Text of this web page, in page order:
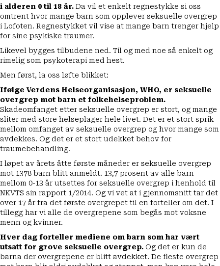
i alderen 0 til 18 år. Da vil et enkelt regnestykke si oss
omtrent hvor mange barn som opplever seksuelle overgrep
i Lofoten. Regnestykket vil vise at mange barn trenger hjelp
for sine psykiske traumer.
Likevel bygges tilbudene ned. Til og med noe så enkelt og
rimelig som psykoterapi med hest.
Men først, la oss løfte blikket:
Ifølge Verdens Helseorganisasjon, WHO, er seksuelle
overgrep mot barn et folkehelseproblem.
Skadeomfanget etter seksuelle overgrep er stort, og mange
sliter med store helseplager hele livet. Det er et stort sprik
mellom omfanget av seksuelle overgrep og hvor mange som
avdekkes. Og det er et stort udekket behov for
traumebehandling.
I løpet av årets åtte første måneder er seksuelle overgrep
mot 1378 barn blitt anmeldt. 13,7 prosent av alle barn
mellom 0-13 år utsettes for seksuelle overgrep i henhold til
NKVTS sin rapport 1/2014. Og vi vet at i gjennomsnitt tar det
over 17 år fra det første overgrepet til en forteller om det. I
tillegg har vi alle de overgrepene som begås mot voksne
menn og kvinner.
Hver dag forteller mediene om barn som har vært
utsatt for grove seksuelle overgrep. Og det er kun de
barna der overgrepene er blitt avdekket. De fleste overgrep